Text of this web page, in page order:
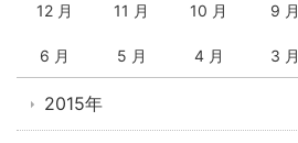
12 月 11 月 10 月 9 月
6 月 5 月 4 月 3 月
2015年